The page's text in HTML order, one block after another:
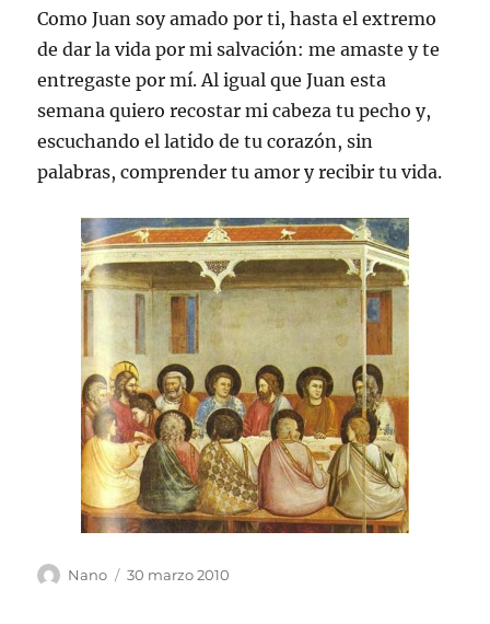
Como Juan soy amado por ti, hasta el extremo
de dar la vida por mi salvación: me amaste y te
entregaste por mí. Al igual que Juan esta
semana quiero recostar mi cabeza tu pecho y,
escuchando el latido de tu corazón, sin
palabras, comprender tu amor y recibir tu vida.
Autor
Nano
Publicado
30 marzo 2010